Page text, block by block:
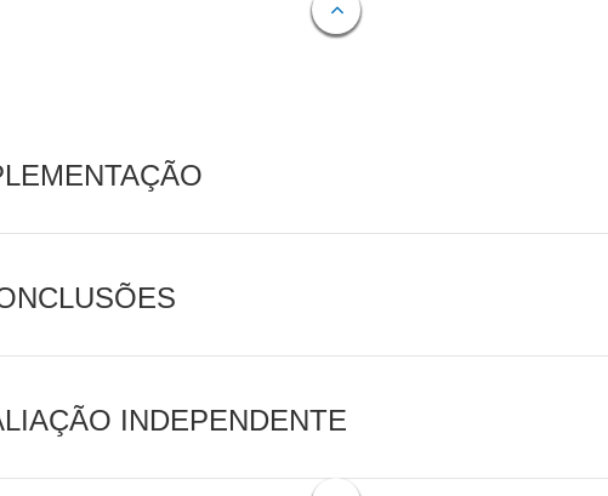
INDEPENDENTE